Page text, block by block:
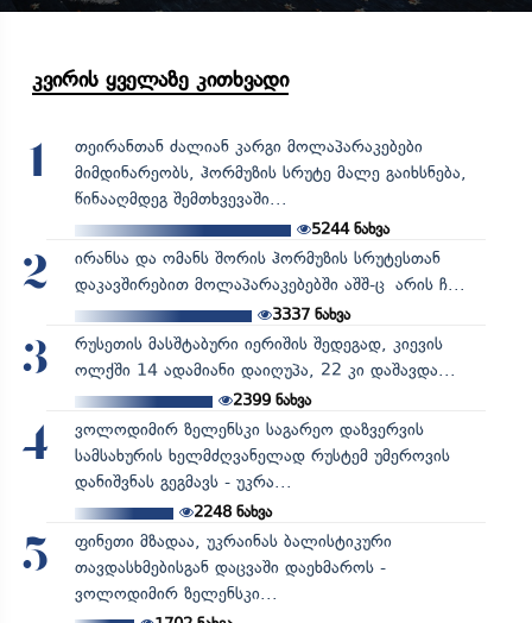
კვირის ყველაზე კითხვადი
1
თეირანთან ძალიან კარგი მოლაპარაკებები
მიმდინარეობს, ჰორმუზის სრუტე მალე გაიხსნება,
წინააღმდეგ შემთხვევაში...
5244ნახვა
2
ირანსა და ომანს შორის ჰორმუზის სრუტესთან
დაკავშირებით მოლაპარაკებებში აშშ-ც არის ჩ...
3337ნახვა
3
რუსეთის მასშტაბური იერიშის შედეგად, კიევის
ოლქში 14 ადამიანი დაიღუპა, 22 კი დაშავდა...
2399ნახვა
4
ვოლოდიმირ ზელენსკი საგარეო დაზვერვის
სამსახურის ხელმძღვანელად რუსტემ უმეროვის
დანიშვნას გეგმავს - უკრა...
2248ნახვა
5
ფინეთი მზადაა, უკრაინას ბალისტიკური
თავდასხმებისგან დაცვაში დაეხმაროს -
ვოლოდიმირ ზელენსკი...